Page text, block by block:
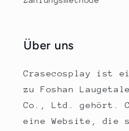
Über uns
Crasecosplay ist
zu Foshan
Co., Ltd. gehört.
eine Website, die